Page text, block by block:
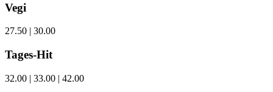
Vegi
27.50 | 30.00
Tages-Hit
32.00 | 33.00 | 42.00